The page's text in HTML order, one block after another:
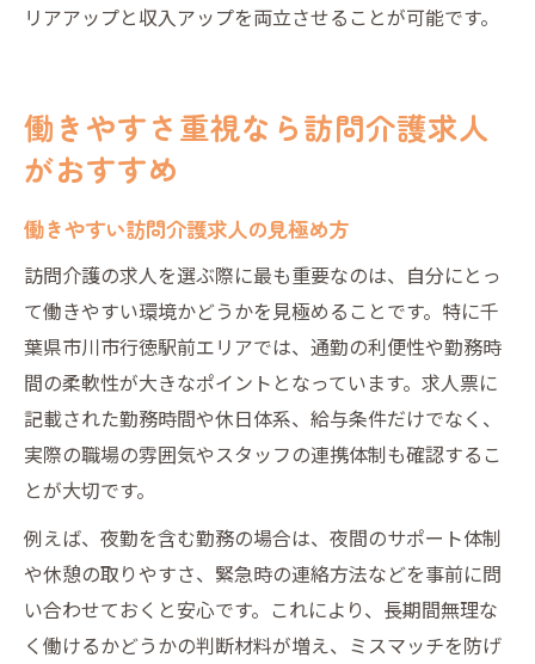
リアアップと収入アップを両立させることが可能です。
働きやすさ重視なら訪問介護求人
がおすすめ
働きやすい訪問介護求人の見極め方
訪問介護の求人を選ぶ際に最も重要なのは、自分にとっ
て働きやすい環境かどうかを見極めることです。特に千
葉県市川市行徳駅前エリアでは、通勤の利便性や勤務時
間の柔軟性が大きなポイントとなっています。求人票に
記載された勤務時間や休日体系、給与条件だけでなく、
実際の職場の雰囲気やスタッフの連携体制も確認するこ
とが大切です。
例えば、夜勤を含む勤務の場合は、夜間のサポート体制
や休憩の取りやすさ、緊急時の連絡方法などを事前に問
い合わせておくと安心です。これにより、長期間無理な
く働けるかどうかの判断材料が増え、ミスマッチを防げ